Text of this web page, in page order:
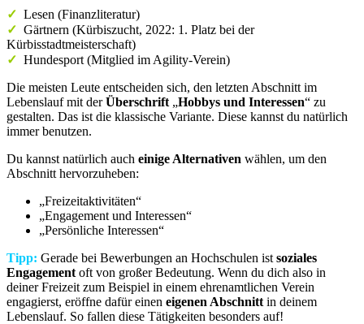
✓ Lesen (Finanzliteratur)
✓ Gärtnern (Kürbiszucht, 2022: 1. Platz bei der
Kürbisstadtmeisterschaft)
✓ Hundesport (Mitglied im Agility-Verein)
Die meisten Leute entscheiden sich, den letzten Abschnitt im
Lebenslauf mit derÜberschrift „Hobbys und Interessen“ zu
gestalten. Das ist die klassische Variante. Diese kannst du natürlich
immer benutzen.
Du kannst natürlich auch einige Alternativen wählen, um den
Abschnitt hervorzuheben:
„Freizeitaktivitäten“
„Engagement und Interessen“
„Persönliche Interessen“
Tipp: Gerade bei Bewerbungen an Hochschulen ist soziales
Engagement oft von großer Bedeutung. Wenn du dich also in
deiner Freizeit zum Beispiel in einem ehrenamtlichen Verein
engagierst, eröffne dafür einen eigenen Abschnitt in deinem
Lebenslauf. So fallen diese Tätigkeiten besonders auf!